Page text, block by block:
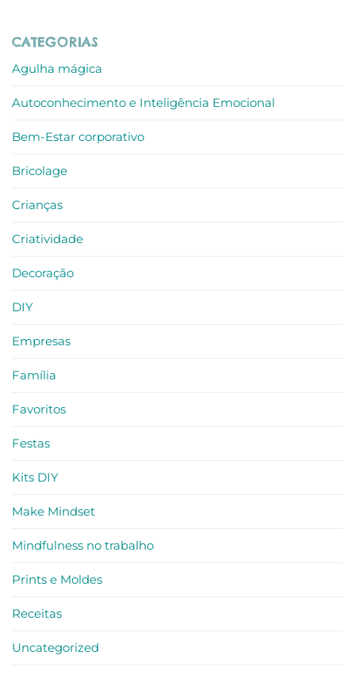
Escolha
do
Jornada
Imersiva
Auto-
Reconexão
no
trabalho
CATEGORIAS
Agulha mágica
Autoconhecimento e Inteligência Emocional
Bem-Estar corporativo
Bricolage
Crianças
Criatividade
Decoração
DIY
Empresas
Família
Favoritos
Festas
Kits DIY
Make Mindset
Mindfulness no trabalho
Prints e Moldes
Receitas
Uncategorized